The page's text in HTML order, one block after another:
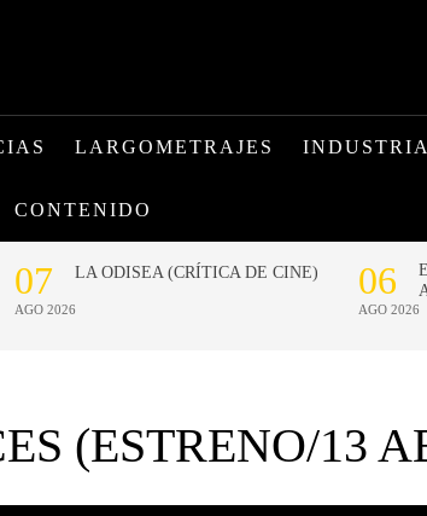
LARGOMETRAJES INDUSTRIA
CONTENIDO
(ESTRENO/13